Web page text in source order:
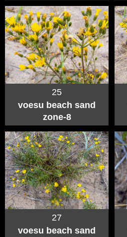
25
voesu beach sand
zone-8
27
voesu beach sand